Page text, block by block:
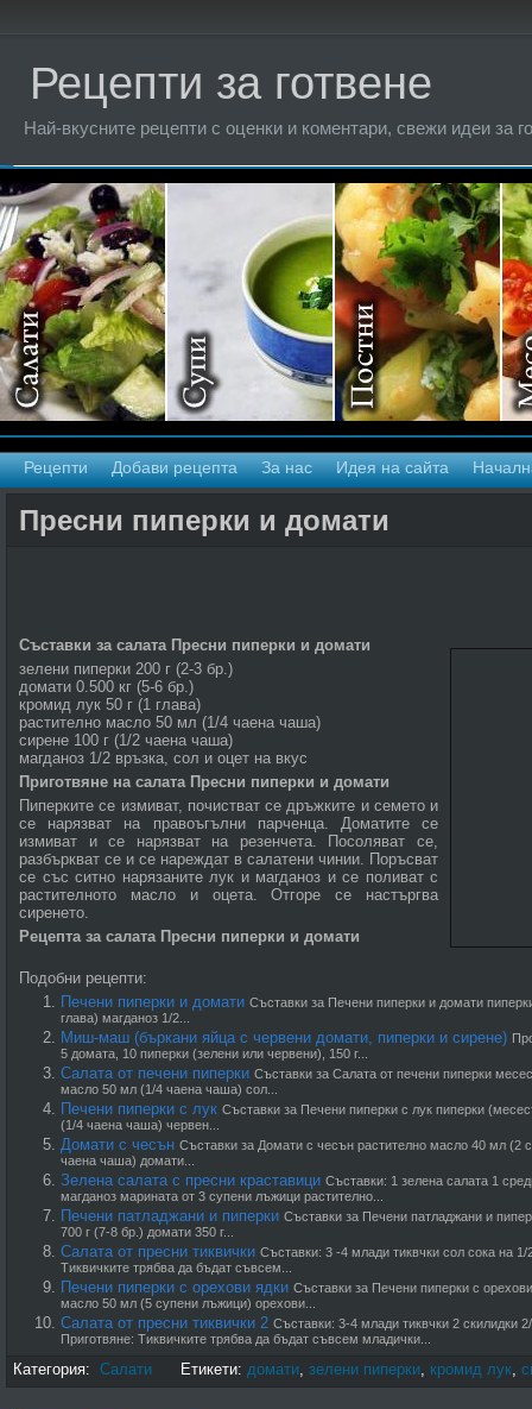
Рецепти за готвене
Най-вкусните рецепти с оценки и коментари, свежи идеи за
Рецепти Добави рецепта За нас Идея на сайта
Пресни пиперки и домати
Съставки за салата Пресни пиперки и домати
зелени пиперки 200 г (2-3 бр.)
домати 0.500 кг (5-6 бр.)
кромид лук 50 г (1 глава)
растително масло 50 мл (1/4 чаена чаша)
сирене 100 г (1/2 чаена чаша)
магданоз 1/2 връзка, сол и оцет на вкус
Приготвяне на салата Пресни пиперки и домати
Пиперките се измиват, почистват се дръжките и семето и
се нарязват на правоъгълни парченца. Доматите се
измиват и се нарязват на резенчета. Посоляват се,
разбъркват се и се нареждат в салатени чинии. Поръсват
се със ситно нарязаните лук и магданоз и се поливат с
растителното масло и оцета. Отгоре се настъргва
сиренето.
Рецепта за салата Пресни пиперки и домати
Подобни рецепти:
Печени пиперки и домати Съставки за Печени пиперки и домати
глава) магданоз 1/2...
Миш-маш (бъркани яйца с червени домати, пиперки и сирене)
5 домата, 10 пиперки (зелени или червени), 150 г...
Салата от печени пиперки Съставки за Салата от печени пиперки
масло 50 мл (1/4 чаена чаша) сол...
Печени пиперки с лук Съставки за Печени пиперки с лук пиперки
(1/4 чаена чаша) червен...
Домати с чесън Съставки за Домати с чесън растително масло 40 мл (2
чаена чаша) домати...
Зелена салата с пресни краставици Съставки: 1 зелена салата 1
магданоз марината от 3 супени лъжици растително...
Печени патладжани и пиперки Съставки за Печени патладжани и
700 г (7-8 бр.) домати 350 г...
Салата от пресни тиквички Съставки: 3 -4 млади тиквчки сол сока на
Тиквичките трябва да бъдат съвсем...
Печени пиперки с орехови ядки Съставки за Печени пиперки с
масло 50 мл (5 супени лъжици) орехови...
Салата от пресни тиквички 2 Съставки: 3-4 млади тиквчки 2 скилидки
Приготвяне: Тиквичките трябва да бъдат съвсем младички...
Категория: Салати Етикети: домати, зелени пиперки, кромид лук,